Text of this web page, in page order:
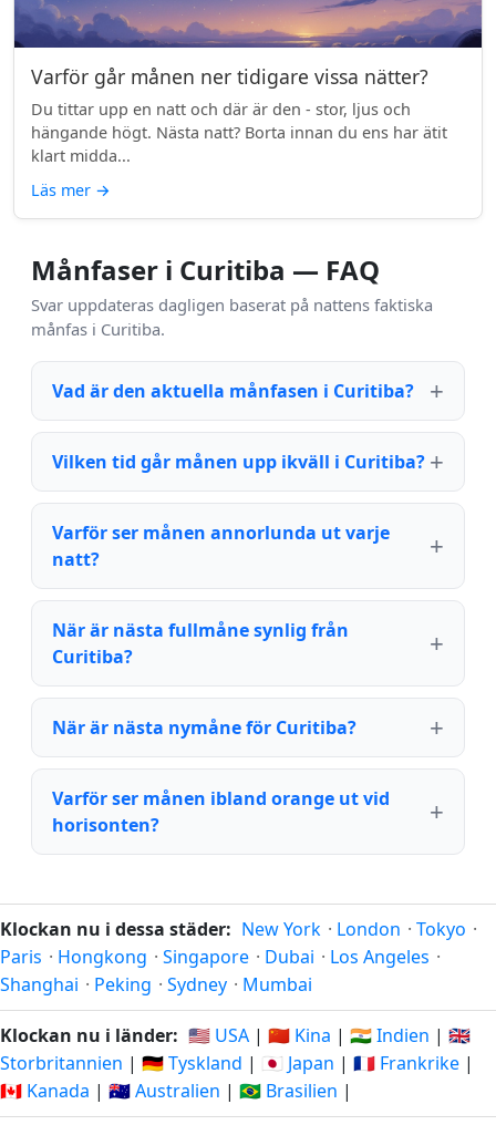
Varför går månen ner tidigare vissa nätter?
Du tittar upp en natt och där är den - stor, ljus och
hängande högt. Nästa natt? Borta innan du ens har ätit
klart midda...
Läs mer →
Månfaser i Curitiba — FAQ
Svar uppdateras dagligen baserat på nattens faktiska
månfas i Curitiba.
Vad är den aktuella månfasen i Curitiba?
Vilken tid går månen upp ikväll i Curitiba?
Varför ser månen annorlunda ut varje
natt?
När är nästa fullmåne synlig från
Curitiba?
När är nästa nymåne för Curitiba?
Varför ser månen ibland orange ut vid
horisonten?
Klockan nu i dessa städer: New York · London · Tokyo ·
Paris · Hongkong · Singapore · Dubai · Los Angeles ·
Shanghai · Peking · Sydney · Mumbai
Klockan nu i länder: 🇺🇸 USA | 🇨🇳 Kina | 🇮🇳 Indien | 🇬🇧
Storbritannien | 🇩🇪 Tyskland | 🇯🇵 Japan | 🇫🇷 Frankrike |
🇨🇦 Kanada | 🇦🇺 Australien | 🇧🇷 Brasilien |